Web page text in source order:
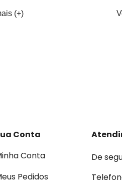
(+)
Conta
Conta
Pedidos
De